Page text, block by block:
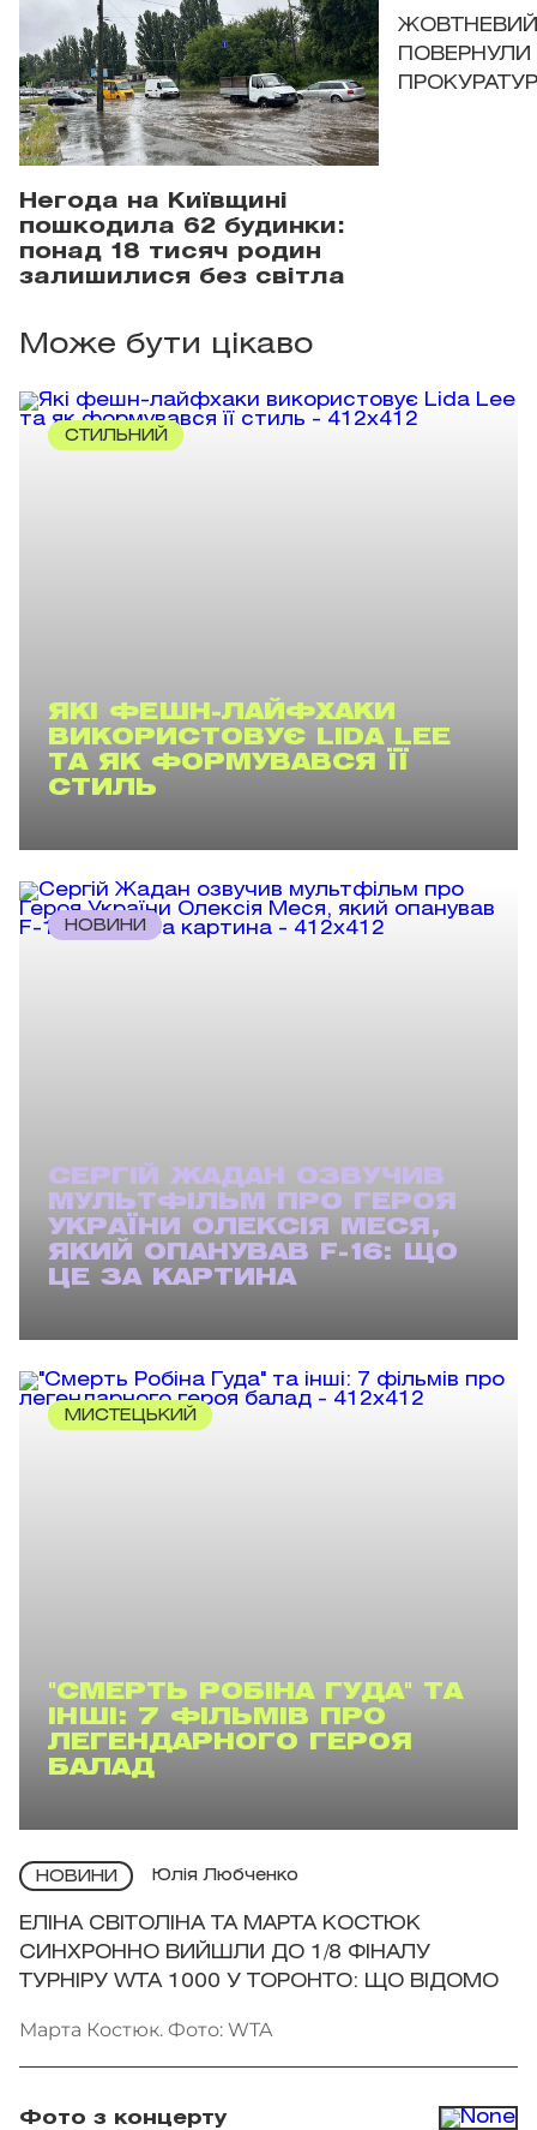
Негода на Київщині
пошкодила 62 будинки:
понад 18 тисяч родин
залишилися без світла
ЖОВТНЕВИЙ
ПОВЕРНУЛИ
Може бути цікаво
СТИЛЬНИЙ
ЯКІ ФЕШН-ЛАЙФХАКИ
ВИКОРИСТОВУЄ LIDA LEE
ТА ЯК ФОРМУВАВСЯ ЇЇ
СТИЛЬ
НОВИНИ
СЕРГІЙ ЖАДАН ОЗВУЧИВ
МУЛЬТФІЛЬМ ПРО ГЕРОЯ
УКРАЇНИ ОЛЕКСІЯ МЕСЯ,
ЯКИЙ ОПАНУВАВ F-16: ЩО
ЦЕ ЗА КАРТИНА
МИСТЕЦЬКИЙ
"СМЕРТЬ РОБІНА ГУДА" ТА
ІНШІ: 7 ФІЛЬМІВ ПРО
ЛЕГЕНДАРНОГО ГЕРОЯ
БАЛАД
НОВИНИ Юлія Любченко
ЕЛІНА СВІТОЛІНА ТА МАРТА КОСТЮК
СИНХРОННО ВИЙШЛИ ДО 1/8 ФІНАЛУ
ТУРНІРУ WTA 1000 У ТОРОНТО: ЩО ВІДОМО
Марта Костюк. Фото: WTA
Фото з концерту